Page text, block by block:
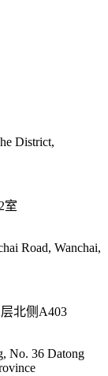
District,
室
Road, Wanchai,
北侧A403
No. 36 Datong